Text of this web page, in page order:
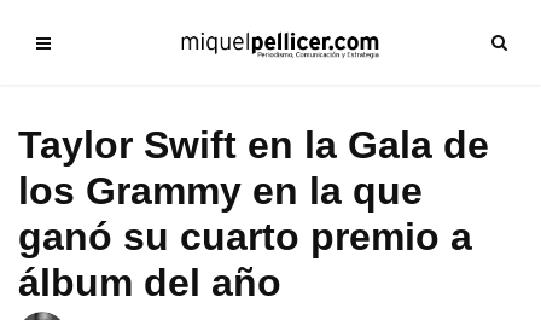
Taylor Swift en la Gala de
los Grammy en la que
ganó su cuarto premio a
álbum del año